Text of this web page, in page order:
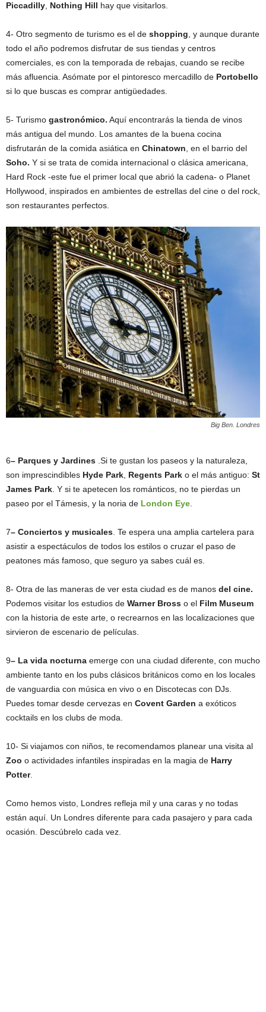
Piccadilly Nothing Hill hay que visitarlos.
4- Otro segmento de turismo es el de shopping , y aunque durante
todo el año podremos disfrutar de sus tiendas y centros
comerciales, es con la temporada de rebajas, cuando se recibe
más afluencia. Asómate por el pintoresco mercadillo de Portobello
si lo que buscas es comprar antigüedades.
5- Turismo gastronómico. Aquí encontrarás la tienda de vinos
más antigua del mundo. Los amantes de la buena cocina
disfrutarán de la comida asiática en Chinatown , en el barrio del
Soho. Y si se trata de comida internacional o clásica americana,
Hard Rock -este fue el primer local que abrió la cadena- o Planet
Hollywood, inspirados en ambientes de estrellas del cine o del rock,
son restaurantes perfectos.
Big Ben . Londres
6– Parques y Jardines .Si te gustan los paseos y la naturaleza,
son imprescindibles Hyde Park Regents Park o el más antiguo: St
James Park . Y si te apetecen los románticos, no te pierdas un
paseo por el Támesis, y la noria de London Eye
7– Conciertos y musicales . Te espera una amplia cartelera para
asistir a espectáculos de todos los estilos o cruzar el paso de
peatones más famoso, que seguro ya sabes cuál es.
8- Otra de las maneras de ver esta ciudad es de manos del cine.
Podemos visitar los estudios de Warner Bross o el Film Museum
con la historia de este arte, o recrearnos en las localizaciones que
sirvieron de escenario de películas.
9– La vida nocturna emerge con una ciudad diferente, con mucho
ambiente tanto en los pubs clásicos británicos como en los locales
de vanguardia con música en vivo o en Discotecas con DJs.
Puedes tomar desde cervezas en Covent Garden a exóticos
cocktails en los clubs de moda.
10- Si viajamos con niños, te recomendamos planear una visita al
Zoo o actividades infantiles inspiradas en la magia de Harry
Potter.
Como hemos visto, Londres refleja mil y una caras y no todas
están aquí. Un Londres diferente para cada pasajero y para cada
ocasión. Descúbrelo cada vez.